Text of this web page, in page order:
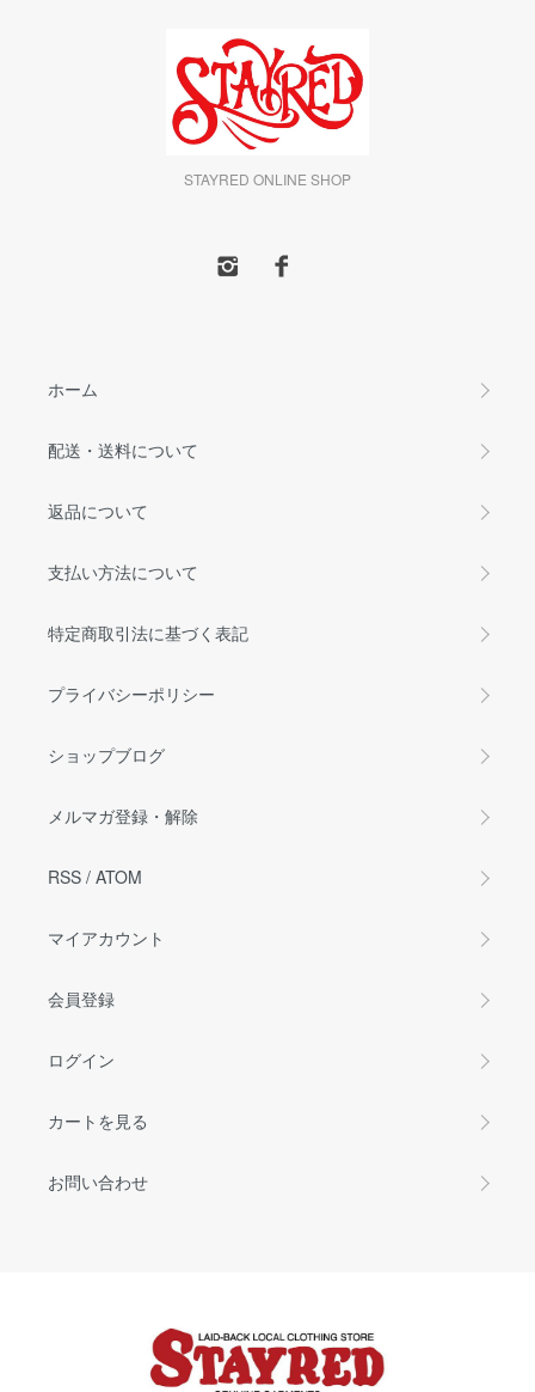
STAYRED ONLINE SHOP
ホーム
配送・送料について
返品について
支払い方法について
特定商取引法に基づく表記
プライバシーポリシー
ショップブログ
メルマガ登録・解除
RSS / ATOM
マイアカウント
会員登録
ログイン
カートを見る
お問い合わせ